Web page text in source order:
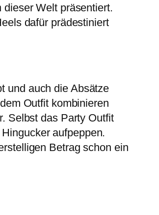
Welt präsentiert.
dafür prädestiniert
und auch die Absätze
Outfit kombinieren
Selbst das Party Outfit
aufpeppen.
Betrag schon ein